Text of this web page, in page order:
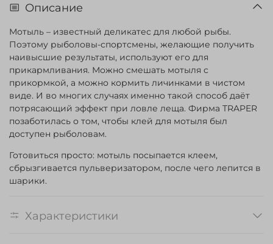
Описание
Мотыль – известный деликатес для любой рыбы.
Поэтому рыболовы-спортсмены, желающие получить
наивысшие результаты, используют его для
прикармливания. Можно смешать мотыля с
прикормкой, а можно кормить личинками в чистом
виде. И во многих случаях именно такой способ даёт
потрясающий эффект при ловле леща. Фирма TRAPER
позаботилась о том, чтобы клей для мотыля был
доступен рыболовам.
Готовиться просто: мотыль посыпается клеем,
сбрызгивается пульверизатором, после чего лепится в
шарики.
Характеристики